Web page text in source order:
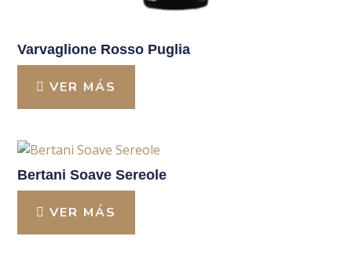
Varvaglione Rosso Puglia
VER MÁS
Bertani Soave Sereole
VER MÁS